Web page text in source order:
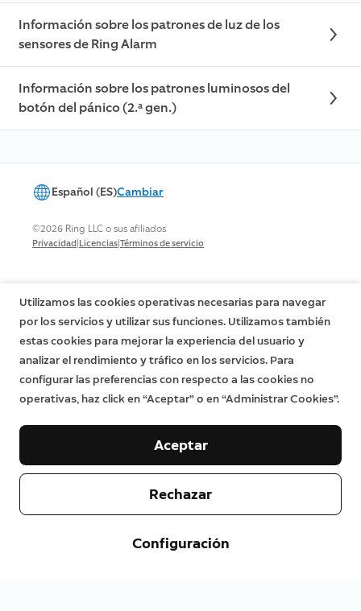
Información sobre los patrones de luz de los
sensores de Ring Alarm
Información sobre los patrones luminosos del
botón del pánico (2.ª gen.)
Español (ES)Cambiar
©2026 Ring LLC o sus afiliados
Privacidad|Licencias|Términos de servicio
Utilizamos las cookies operativas necesarias para navegar
por los servicios y utilizar sus funciones. Utilizamos también
estas cookies para mejorar la experiencia del usuario y
analizar el rendimiento y tráfico en los servicios. Para
configurar las preferencias con respecto a las cookies no
operativas, haz click en “Aceptar” o en “Administrar Cookies”.
Configuración
Rechazar
Aceptar